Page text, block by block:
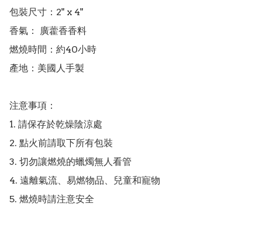
包裝尺寸：2" x 4"
香氣： 廣藿香香料
燃燒時間：約40小時
產地：美國人手製
注意事項：
1. 請保存於乾燥陰涼處
2. 點火前請取下所有包裝
3. 切勿讓燃燒的蠟燭無人看管
4. 遠離氣流、易燃物品、兒童和寵物